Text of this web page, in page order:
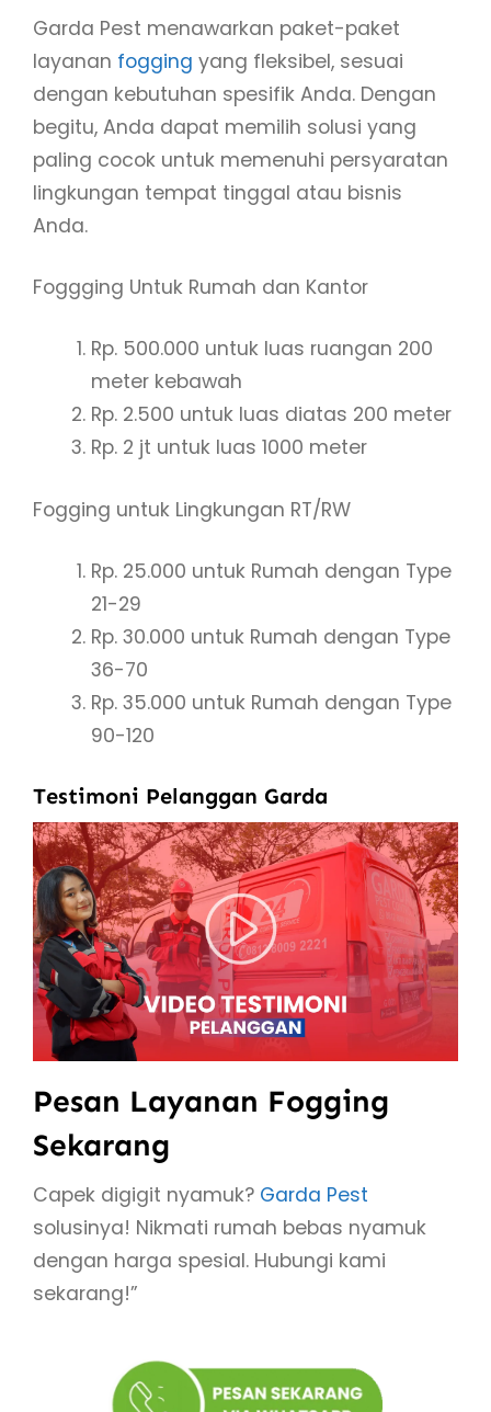
Garda Pest menawarkan paket-paket
layanan fogging yang fleksibel, sesuai
dengan kebutuhan spesifik Anda. Dengan
begitu, Anda dapat memilih solusi yang
paling cocok untuk memenuhi persyaratan
lingkungan tempat tinggal atau bisnis
Anda.
Foggging Untuk Rumah dan Kantor
Rp. 500.000 untuk luas ruangan 200
meter kebawah
Rp. 2.500 untuk luas diatas 200 meter
Rp. 2 jt untuk luas 1000 meter
Fogging untuk Lingkungan RT/RW
Rp. 25.000 untuk Rumah dengan Type
21-29
Rp. 30.000 untuk Rumah dengan Type
36-70
Rp. 35.000 untuk Rumah dengan Type
90-120
Testimoni Pelanggan Garda
Pesan Layanan Fogging
Sekarang
Capek digigit nyamuk? Garda Pest
solusinya! Nikmati rumah bebas nyamuk
dengan harga spesial. Hubungi kami
sekarang!”